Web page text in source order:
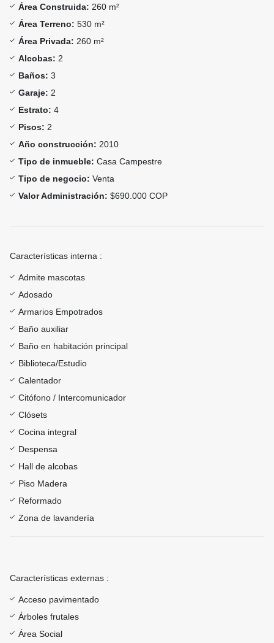
Área Construida: 260 m²
Área Terreno: 530 m²
Área Privada: 260 m²
Alcobas: 2
Baños: 3
Garaje: 2
Estrato: 4
Pisos: 2
Año construcción: 2010
Tipo de inmueble: Casa Campestre
Tipo de negocio: Venta
Valor Administración: $690.000 COP
Características interna :
Admite mascotas
Adosado
Armarios Empotrados
Baño auxiliar
Baño en habitación principal
Biblioteca/Estudio
Calentador
Citófono / Intercomunicador
Clósets
Cocina integral
Despensa
Hall de alcobas
Piso Madera
Reformado
Zona de lavandería
Características externas :
Acceso pavimentado
Árboles frutales
Área Social